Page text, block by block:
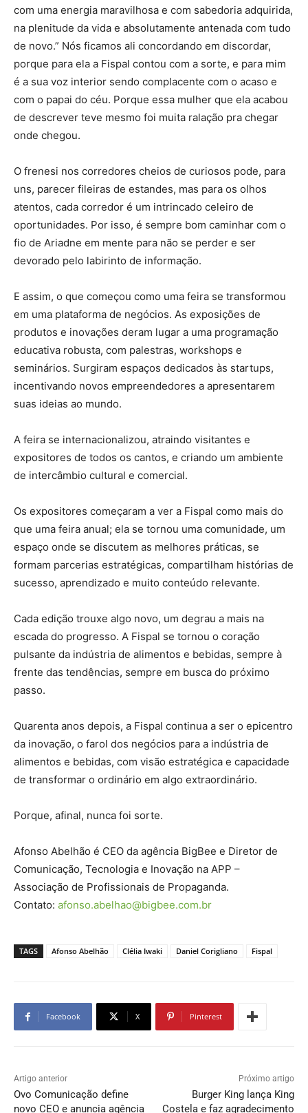
com uma energia maravilhosa e com sabedoria adquirida,
na plenitude da vida e absolutamente antenada com tudo
de novo.” Nós ficamos ali concordando em discordar,
porque para ela a Fispal contou com a sorte, e para mim
é a sua voz interior sendo complacente com o acaso e
com o papai do céu. Porque essa mulher que ela acabou
de descrever teve mesmo foi muita ralação pra chegar
onde chegou.
O frenesi nos corredores cheios de curiosos pode, para
uns, parecer fileiras de estandes, mas para os olhos
atentos, cada corredor é um intrincado celeiro de
oportunidades. Por isso, é sempre bom caminhar com o
fio de Ariadne em mente para não se perder e ser
devorado pelo labirinto de informação.
E assim, o que começou como uma feira se transformou
em uma plataforma de negócios. As exposições de
produtos e inovações deram lugar a uma programação
educativa robusta, com palestras, workshops e
seminários. Surgiram espaços dedicados às startups,
incentivando novos empreendedores a apresentarem
suas ideias ao mundo.
A feira se internacionalizou, atraindo visitantes e
expositores de todos os cantos, e criando um ambiente
de intercâmbio cultural e comercial.
Os expositores começaram a ver a Fispal como mais do
que uma feira anual; ela se tornou uma comunidade, um
espaço onde se discutem as melhores práticas, se
formam parcerias estratégicas, compartilham histórias de
sucesso, aprendizado e muito conteúdo relevante.
Cada edição trouxe algo novo, um degrau a mais na
escada do progresso. A Fispal se tornou o coração
pulsante da indústria de alimentos e bebidas, sempre à
frente das tendências, sempre em busca do próximo
passo.
Quarenta anos depois, a Fispal continua a ser o epicentro
da inovação, o farol dos negócios para a indústria de
alimentos e bebidas, com visão estratégica e capacidade
de transformar o ordinário em algo extraordinário.
Porque, afinal, nunca foi sorte.
Afonso Abelhão é CEO da agência BigBee e Diretor de
Comunicação, Tecnologia e Inovação na APP –
Associação de Profissionais de Propaganda.
Contato: afonso.abelhao@bigbee.com.br
TAGS Afonso Abelhão Clélia Iwaki Daniel Corigliano Fispal
Facebook X Pinterest
Artigo anterior
Ovo Comunicação define
novo CEO e anuncia agência
Próximo artigo
Burger King lança King
Costela e faz agradecimento